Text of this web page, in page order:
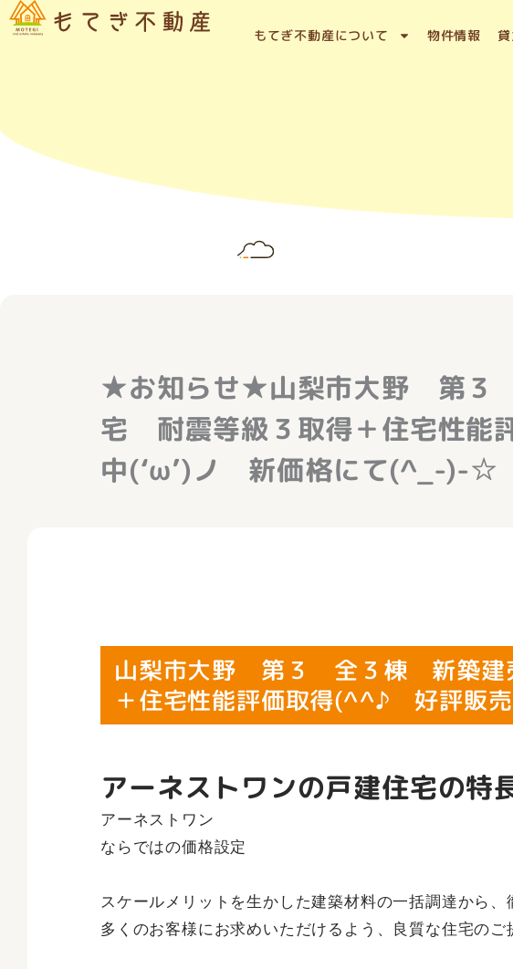
内
容
プ
もてぎ不動産について 物件情報
★お知らせ★山梨市大野 第
宅 耐震等級３取得＋住宅性
中(‘ω’)ノ 新価格にて(^_-)-☆
山梨市大野 第３ 全３棟 新築建
＋住宅性能評価取得(^^♪ 好評販売
アーネストワンの戸建住宅の特
アーネストワン
ならではの価格設定
スケールメリットを生かした建築材料の一括調達から、
多くのお客様にお求めいただけるよう、良質な住宅のご